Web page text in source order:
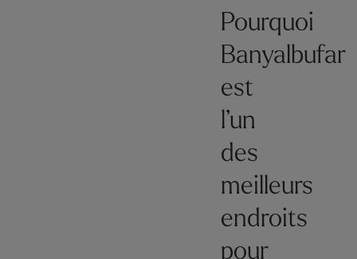
Pourquoi
Banyalbufar
est
l’un
des
meilleurs
endroits
pour